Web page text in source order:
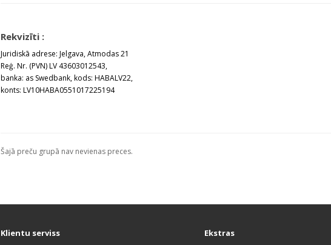
Rekvizīti :
Juridiskā adrese: Jelgava, Atmodas 21
Reģ. Nr. (PVN) LV 43603012543,
banka: as Swedbank, kods: HABALV22,
konts: LV10HABA0551017225194
Šajā preču grupā nav nevienas preces.
Klientu serviss Ekstras